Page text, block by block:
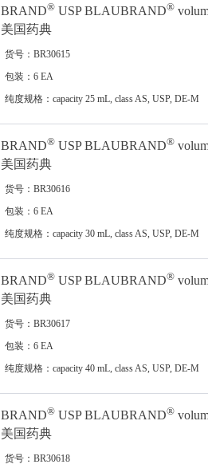
BRAND® USP BLAUBRAND®
美国药典
货号：BR30615
包装：6 EA
纯度规格：capacity 25 mL, class AS, USP, DE-M
BRAND® USP BLAUBRAND®
美国药典
货号：BR30616
包装：6 EA
纯度规格：capacity 30 mL, class AS, USP, DE-M
BRAND® USP BLAUBRAND®
美国药典
货号：BR30617
包装：6 EA
纯度规格：capacity 40 mL, class AS, USP, DE-M
BRAND® USP BLAUBRAND®
美国药典
货号：BR30618